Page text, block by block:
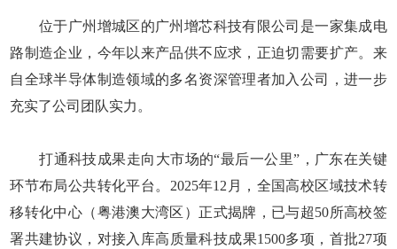
位于广州增城区的广州增芯科技有限公司是一家集成电
路制造企业，今年以来产品供不应求，正迫切需要扩产。来
自全球半导体制造领域的多名资深管理者加入公司，进一步
充实了公司团队实力。
打通科技成果走向大市场的“最后一公里”，广东在关键
环节布局公共转化平台。2025年12月，全国高校区域技术转
移转化中心（粤港澳大湾区）正式揭牌，已与超50所高校签
署共建协议，对接入库高质量科技成果1500多项，首批27项